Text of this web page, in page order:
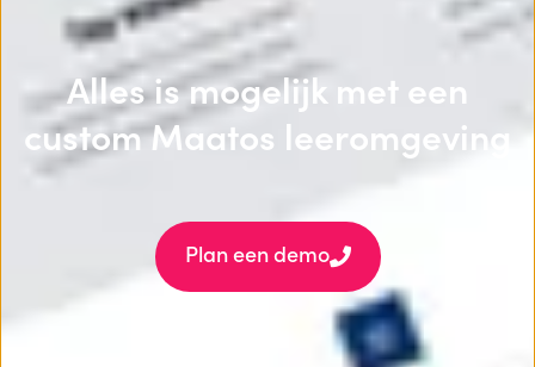
Alles is mogelijk met een
custom Maatos leeromgeving
Plan een demo